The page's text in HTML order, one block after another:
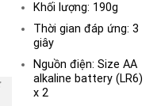
Khối lượng: 190g
Thời gian đáp ứng: 3
giây
Nguồn điện: Size AA
alkaline battery (LR6)
x 2